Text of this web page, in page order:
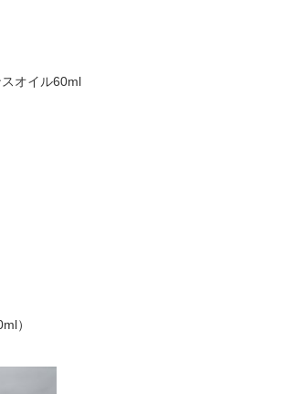
オイル60ml
）